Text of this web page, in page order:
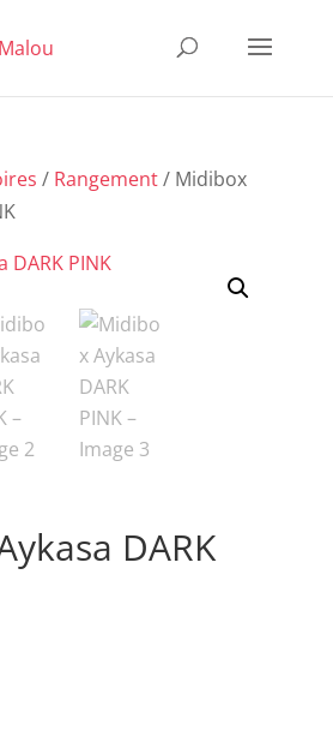
/ Rangement/ Midibox
DARK